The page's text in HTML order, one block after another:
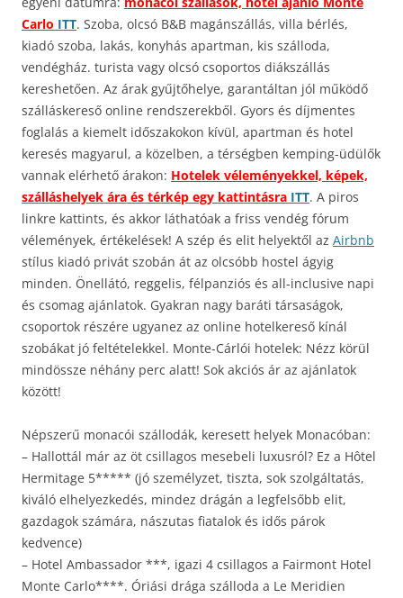
Carlo ITT. Szoba, olcsó B&B magánszállás, villa bérlés,
kiadó szoba, lakás, konyhás apartman, kis szálloda,
vendégház. turista vagy olcsó csoportos diákszállás
kereshetően. Az árak gyűjtőhelye, garantáltan jól működő
szálláskereső online rendszerekből. Gyors és díjmentes
foglalás a kiemelt időszakokon kívül, apartman és hotel
keresés magyarul, a közelben, a térségben kemping-üdülők
vannak elérhető árakon: Hotelek véleményekkel, képek,
szálláshelyek ára és térkép egy kattintásra ITT. A piros
linkre kattints, és akkor láthatóak a friss vendég fórum
vélemények, értékelések! A szép és elit helyektől az Airbnb
stílus kiadó privát szobán át az olcsóbb hostel ágyig
minden. Önellátó, reggelis, félpanziós és all-inclusive napi
és csomag ajánlatok. Gyakran nagy baráti társaságok,
csoportok részére ugyanez az online hotelkereső kínál
szobákat jó feltételekkel. Monte-Cárlói hotelek: Nézz körül
mindössze néhány perc alatt! Sok akciós ár az ajánlatok
között!
Népszerű monacói szállodák, keresett helyek Monacóban:
– Hallottál már az öt csillagos mesebeli luxusról? Ez a Hôtel
Hermitage 5***** (jó személyzet, tiszta, sok szolgáltatás,
kiváló elhelyezkedés, mindez drágán a legfelsőbb elit,
gazdagok számára, nászutas fiatalok és idős párok
kedvence)
– Hotel Ambassador ***, igazi 4 csillagos a Fairmont Hotel
Monte Carlo****. Óriási drága szálloda a Le Meridien